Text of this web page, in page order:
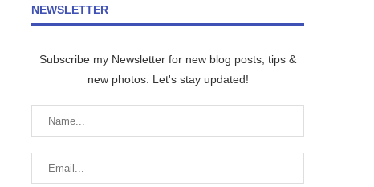
NEWSLETTER
Subscribe my Newsletter for new blog posts, tips &
new photos. Let's stay updated!